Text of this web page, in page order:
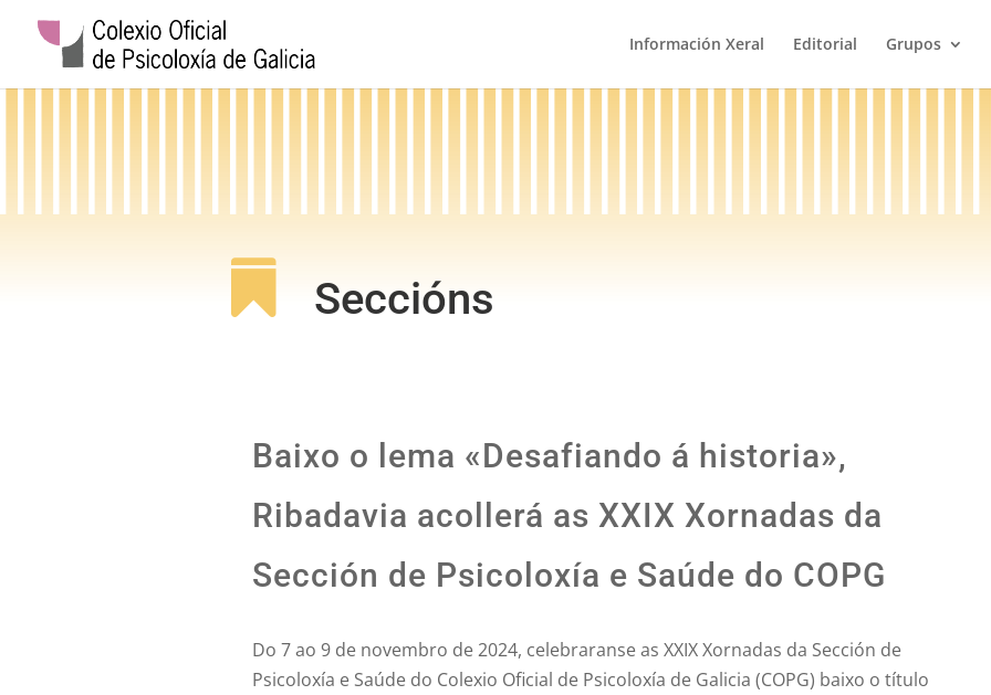
Información Xeral Editorial Grupos
 Seccións
Baixo o lema «Desafiando á historia»,
Ribadavia acollerá as XXIX Xornadas da
Sección de Psicoloxía e Saúde do COPG
Do 7 ao 9 de novembro de 2024, celebraranse as XXIX Xornadas da Sección de
Psicoloxía e Saúde do Colexio Oficial de Psicoloxía de Galicia (COPG) baixo o título